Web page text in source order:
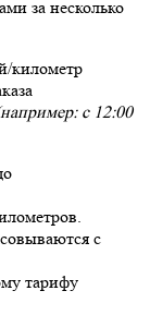
за несколько
километр
с 12:00
с
тарифу